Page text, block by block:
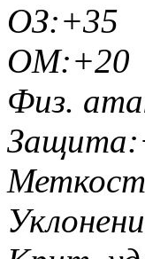
ОЗ:+35
ОМ:+20
Физ.